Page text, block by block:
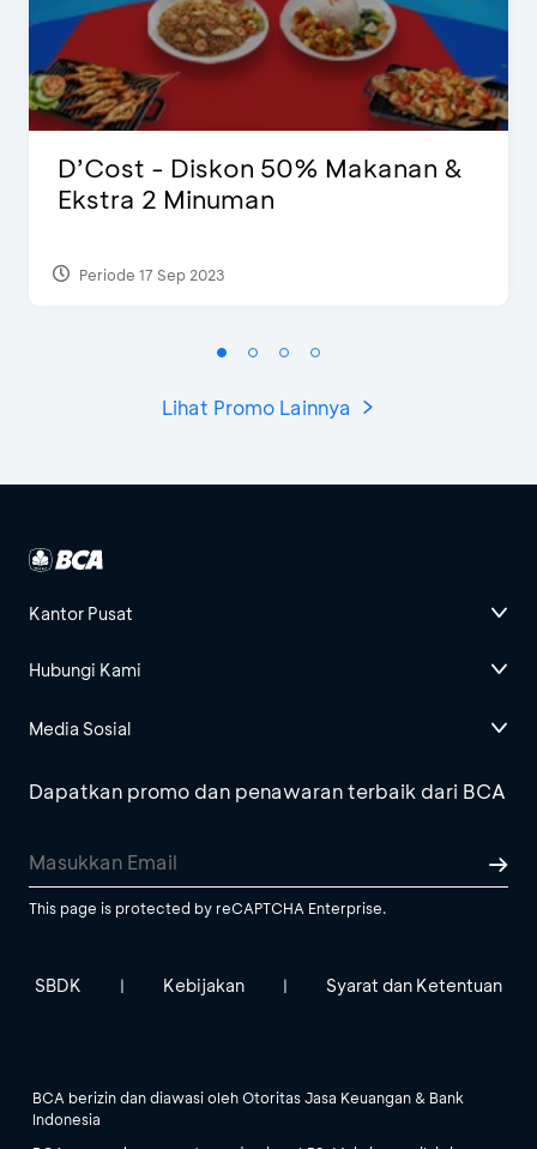
D’Cost - Diskon 50% Makanan &
Ekstra 2 Minuman
Periode 17 Sep 2023
Lihat Promo Lainnya
Kantor Pusat
Hubungi Kami
Media Sosial
Dapatkan promo dan penawaran terbaik dari BCA
This page is protected by reCAPTCHA Enterprise.
SBDK | Kebijakan | Syarat dan Ketentuan
BCA berizin dan diawasi oleh Otoritas Jasa Keuangan & Bank
Indonesia